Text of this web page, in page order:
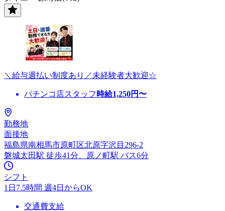
＼給与週払い制度あり／未経験者大歓迎☆
パチンコ店スタッフ 時給1,250円〜
勤務地
面接地
福島県南相馬市原町区北原字沢目296-2
磐城太田駅 徒歩41分、原ノ町駅 バス6分
シフト
1日7.5時間 週4日からOK
交通費支給